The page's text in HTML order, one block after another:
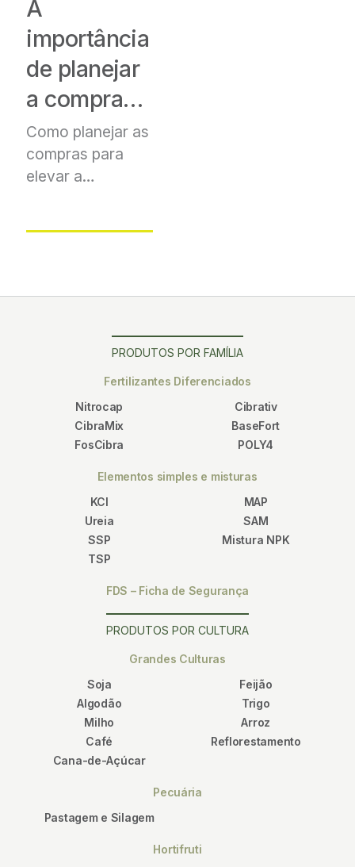
A
importância
de planejar
a compra
de
fertilizante
Como planejar as
compras para
elevar a
PRODUTOS POR FAMÍLIA
Fertilizantes Diferenciados
Nitrocap
CibraMix
FosCibra
Cibrativ
BaseFort
POLY4
Elementos simples e misturas
KCl
Ureia
SSP
TSP
MAP
SAM
Mistura NPK
FDS – Ficha de Segurança
PRODUTOS POR CULTURA
Grandes Culturas
Soja
Algodão
Milho
Café
Cana-de-Açúcar
Feijão
Trigo
Arroz
Reflorestamento
Pecuária
Pastagem e Silagem
Hortifruti